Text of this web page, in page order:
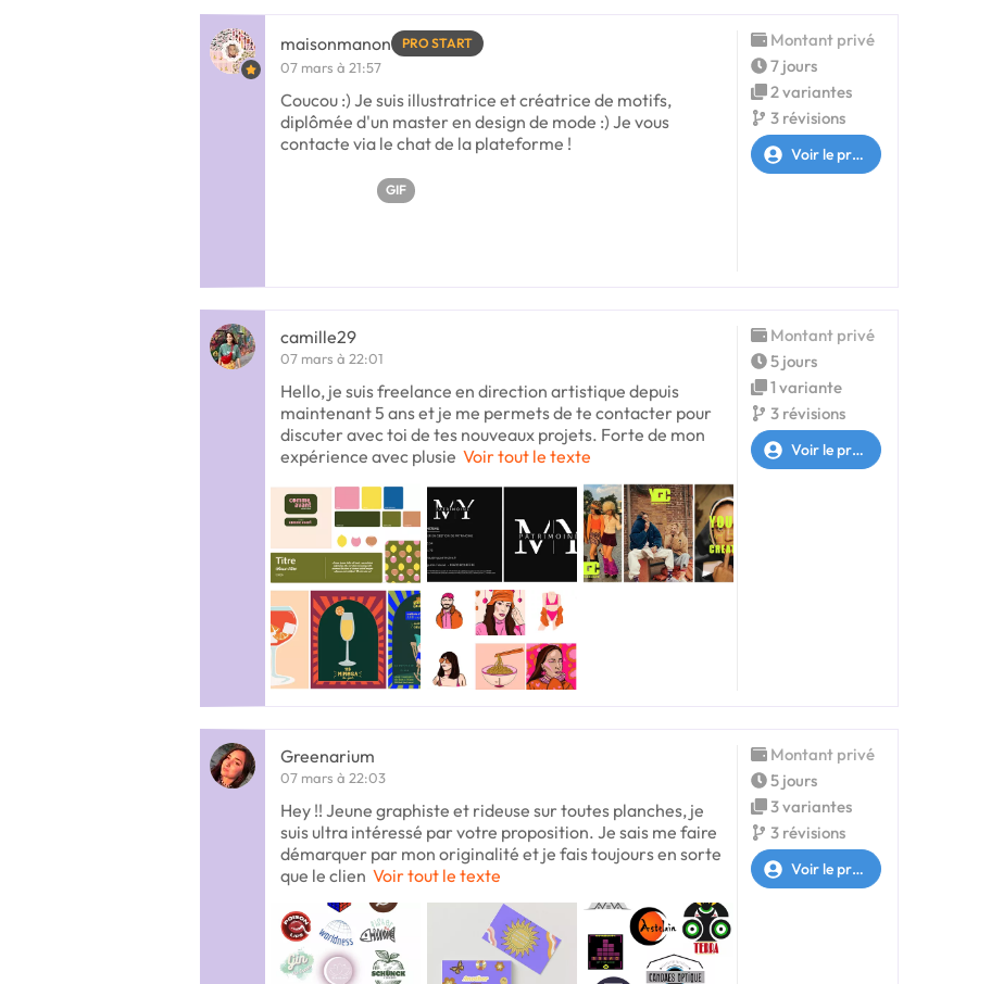
maisonmanon PRO START
07 mars à 21:57
Coucou :) Je suis illustratrice et créatrice de motifs,
diplômée d'un master en design de mode :) Je vous
contacte via le chat de la plateforme !
GIF
Montant privé
7 jours
2 variantes
3 révisions
Voir le profil
camille29
07 mars à 22:01
Hello, je suis freelance en direction artistique depuis
maintenant 5 ans et je me permets de te contacter pour
discuter avec toi de tes nouveaux projets. Forte de mon
expérience avec plusie Voir tout le texte
Montant privé
5 jours
1 variante
3 révisions
Voir le profil
Greenarium
07 mars à 22:03
Hey !! Jeune graphiste et rideuse sur toutes planches, je
suis ultra intéressé par votre proposition. Je sais me faire
démarquer par mon originalité et je fais toujours en sorte
que le clien Voir tout le texte
Montant privé
5 jours
3 variantes
3 révisions
Voir le profil